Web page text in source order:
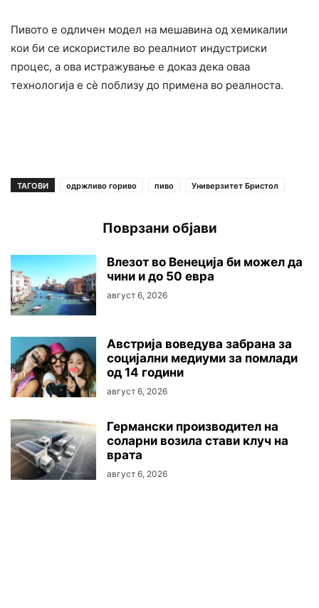
Пивото е одличен модел на мешавина од хемикалии
кои би се искористиле во реалниот индустриски
процес, а ова истражување е доказ дека оваа
технологија е сѐ поблизу до примена во реалноста.
ТАГОВИ одржливо гориво пиво Универзитет Бристол
Поврзани објави
Влезот во Венеција би можел да
чини и до 50 евра
август 6, 2026
Австриjа воведува забрана за
социјални медиуми за помлади
од 14 години
август 6, 2026
Германски производител на
соларни возила стави клуч на
врата
август 6, 2026